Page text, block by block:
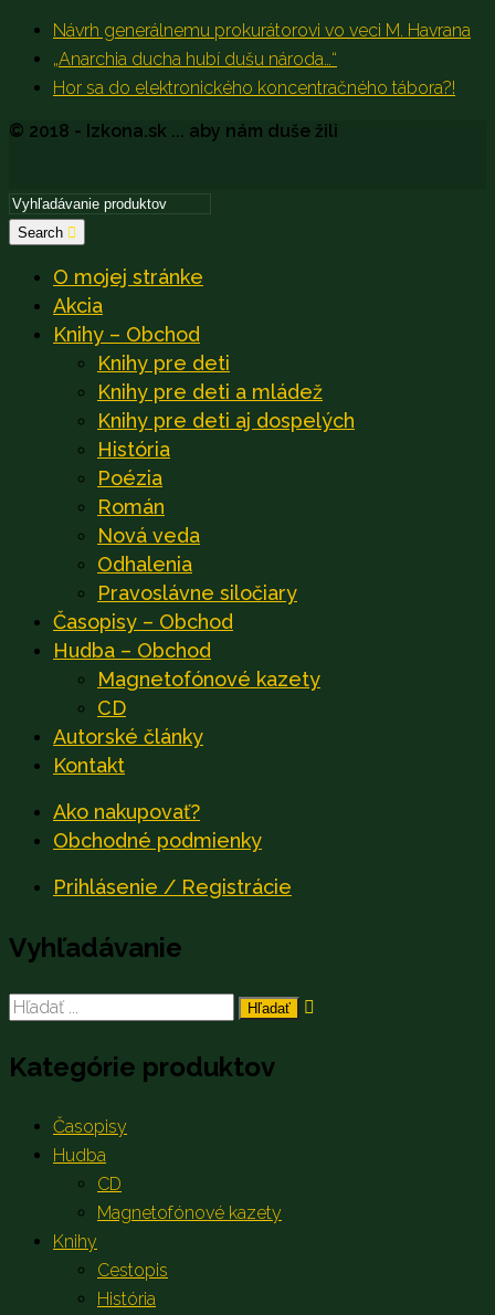
Návrh generálnemu prokurátorovi vo veci M. Havrana
„Anarchia ducha hubí dušu národa…“
Hor sa do elektronického koncentračného tábora?!
© 2018 - Izkona.sk ... aby nám duše žili
Search
O mojej stránke
Akcia
Knihy – Obchod
Knihy pre deti
Knihy pre deti a mládež
Knihy pre deti aj dospelých
História
Poézia
Román
Nová veda
Odhalenia
Pravoslávne siločiary
Časopisy – Obchod
Hudba – Obchod
Magnetofónové kazety
CD
Autorské články
Kontakt
Ako nakupovať?
Obchodné podmienky
Prihlásenie / Registrácie
Vyhľadávanie
Search
Kategórie produktov
Časopisy
Hudba
CD
Magnetofónové kazety
Knihy
Cestopis
História